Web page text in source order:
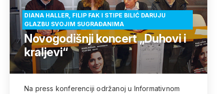
DIANA HALLER, FILIP FAK I STIPE BILIĆ DARUJU
GLAZBU SVOJIM SUGRAĐANIMA
Novogodišnji koncert „Duhovi i
kraljevi“
Na press konferenciji održanoj u Informativnom